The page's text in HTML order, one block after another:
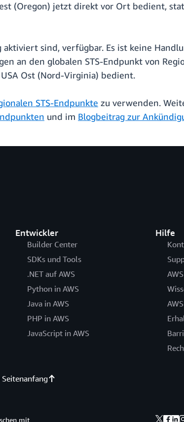
(Oregon) jetzt direkt vor Ort bedient,
sind, verfügbar. Es ist keine
an den globalen STS-Endpunkt von
Ost (Nord-Virginia) bedient.
STS-Endpunkte zu verwenden.
und im Blogbeitrag zur
Entwickler
Builder Center
SDKs und Tools
.NET auf AWS
Python in AWS
Java in AWS
PHP in AWS
JavaScript in AWS
Hilfe
mit